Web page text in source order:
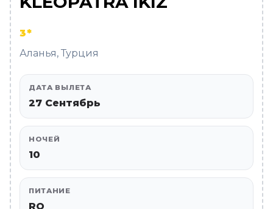
3*
Аланья, Турция
ДАТА ВЫЛЕТА
27 Сентябрь
НОЧЕЙ
10
ПИТАНИЕ
RO